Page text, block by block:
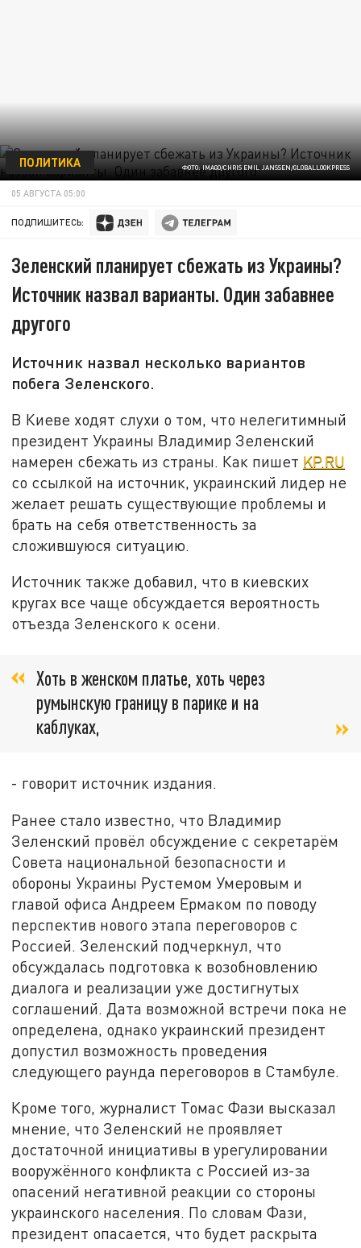
ФОТО: IMAGO/CHRIS EMIL JANSSEN/GLOBALLOOKPRESS
ПОЛИТИКА
05 АВГУСТА 05:00
ПОДПИШИТЕСЬ:
Зеленский планирует сбежать из Украины?
Источник назвал варианты. Один забавнее
другого
Источник назвал несколько вариантов
побега Зеленского.
В Киеве ходят слухи о том, что нелегитимный
президент Украины Владимир Зеленский
намерен сбежать из страны. Как пишет KP.RU
со ссылкой на источник, украинский лидер не
желает решать существующие проблемы и
брать на себя ответственность за
сложившуюся ситуацию.
Источник также добавил, что в киевских
кругах все чаще обсуждается вероятность
отъезда Зеленского к осени.
Хоть в женском платье, хоть через
румынскую границу в парике и на
каблуках,
- говорит источник издания.
Ранее стало известно, что Владимир
Зеленский провёл обсуждение с секретарём
Совета национальной безопасности и
обороны Украины Рустемом Умеровым и
главой офиса Андреем Ермаком по поводу
перспектив нового этапа переговоров с
Россией. Зеленский подчеркнул, что
обсуждалась подготовка к возобновлению
диалога и реализации уже достигнутых
соглашений. Дата возможной встречи пока не
определена, однако украинский президент
допустил возможность проведения
следующего раунда переговоров в Стамбуле.
Кроме того, журналист Томас Фази высказал
мнение, что Зеленский не проявляет
достаточной инициативы в урегулировании
вооружённого конфликта с Россией из-за
опасений негативной реакции со стороны
украинского населения. По словам Фази,
президент опасается, что будет раскрыта